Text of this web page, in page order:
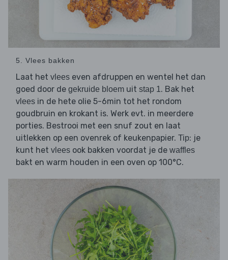
5. Vlees bakken
Laat het vlees even afdruppen en wentel het dan
goed door de gekruide bloem uit stap 1. Bak het
vlees in de hete olie 5-6min tot het rondom
goudbruin en krokant is. Werk evt. in meerdere
porties. Bestrooi met een snuf zout en laat
uitlekken op een ovenrek of keukenpapier. Tip: je
kunt het vlees ook bakken voordat je de waffles
bakt en warm houden in een oven op 100°C.